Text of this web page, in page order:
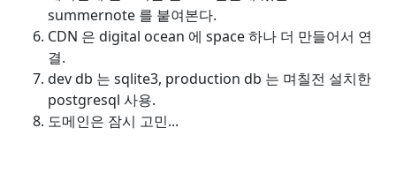
summernote 를 붙여본다.
CDN 은 digital ocean 에 space 하나 더 만들어서 연
결.
dev db 는 sqlite3, production db 는 며칠전 설치한
postgresql 사용.
도메인은 잠시 고민...